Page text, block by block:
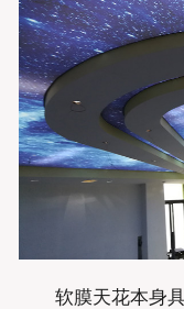
软膜天花本身